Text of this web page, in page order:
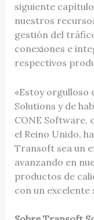
siguiente
nuestros
gestión del
conexiones e
respectivos
«Estoy orgulloso
Solutions y de
CONE Software,
el Reino Unido,
Transoft sea un
avanzando en
productos de
con un